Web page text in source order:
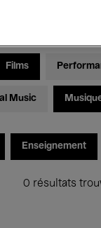
- Vendredi
Films
Music
Enseignement
0 résultats